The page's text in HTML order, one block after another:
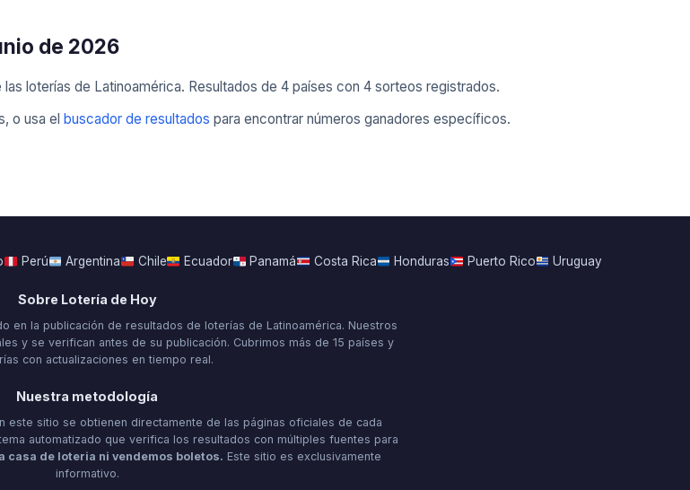
de 2026
loterías de Latinoamérica. Resultados de 4 países con 4 sorteos registrados.
o usa el buscador de resultados para encontrar números ganadores específicos.
Perú Argentina Chile Ecuador Panamá Costa Rica Honduras Puerto Rico Uruguay
Sobre Lotería de Hoy
en la publicación de resultados de loterías de Latinoamérica. Nuestros
y se verifican antes de su publicación. Cubrimos más de 15 países y
con actualizaciones en tiempo real.
Nuestra metodología
este sitio se obtienen directamente de las páginas oficiales de cada
automatizado que verifica los resultados con múltiples fuentes para
casa de loteria ni vendemos boletos. Este sitio es exclusivamente
informativo.